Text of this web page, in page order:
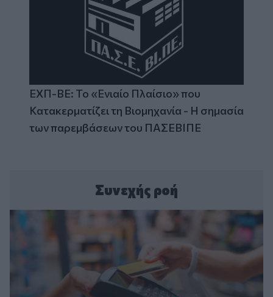
ΕΧΠ-ΒΕ: Το «Ενιαίο Πλαίσιο» που
Κατακερματίζει τη Βιομηχανία - Η σημασία
των παρεμβάσεων του ΠΑΣΕΒΙΠΕ
Συνεχής ροή